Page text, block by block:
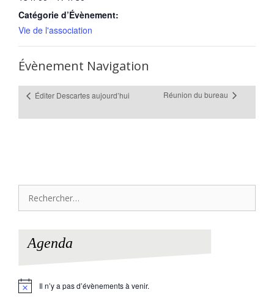
Catégorie d’Évènement:
Vie de l'association
Évènement Navigation
Éditer Descartes aujourd’hui Réunion du bureau
Agenda
N
Il n’y a pas d’évènements à venir.